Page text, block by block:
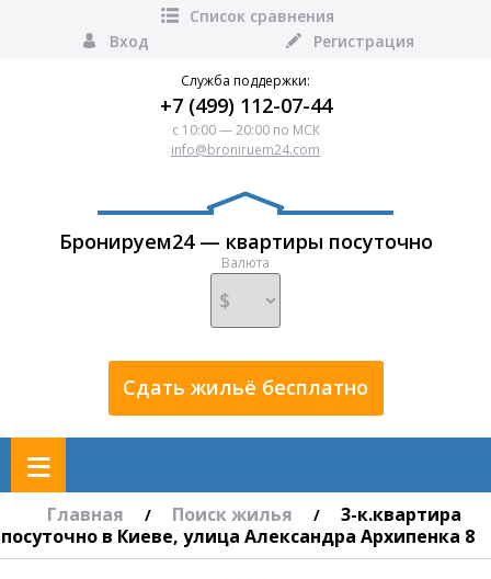
Список сравнения
Вход
Регистрация
Служба поддержки:
+7 (499) 112-07-44
с 10:00 — 20:00 по МСК
info@broniruem24.com
Бронируем24 — квартиры посуточно
Валюта
Сдать жильё бесплатно
≡
Главная / Поиск жилья /
3-к.квартира
посуточно в Киеве, улица Александра Архипенка 8